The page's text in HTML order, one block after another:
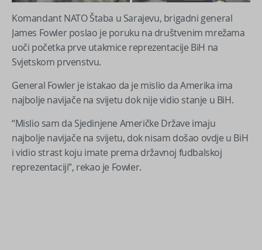
Komandant NATO Štaba u Sarajevu, brigadni general
James Fowler poslao je poruku na društvenim mrežama
uoči početka prve utakmice reprezentacije BiH na
Svjetskom prvenstvu.
General Fowler je istakao da je mislio da Amerika ima
najbolje navijače na svijetu dok nije vidio stanje u BiH.
“Mislio sam da Sjedinjene Američke Države imaju
najbolje navijače na svijetu, dok nisam došao ovdje u BiH
i vidio strast koju imate prema državnoj fudbalskoj
reprezentaciji”, rekao je Fowler.